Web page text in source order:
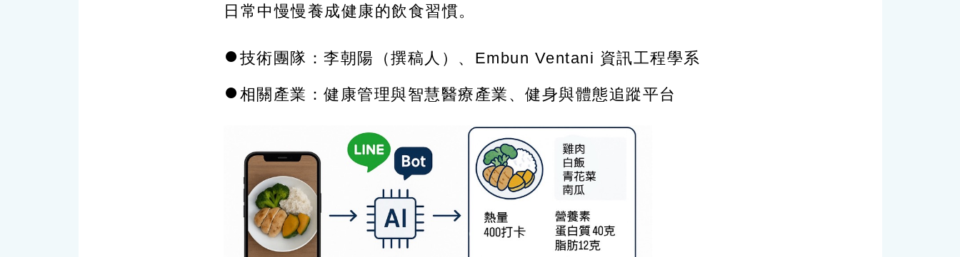
日常中慢慢養成健康的飲食習慣。
● 技術團隊： 李朝陽 （撰稿人） 、Embun Ventani 資訊工程學系
● 相關產業： 健康管理與智慧醫療產業、健身與體態追蹤平台